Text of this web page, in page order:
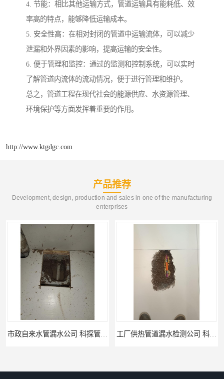
4. 节能：相比其他运输方式，管道运输具有能耗低、效
率高的特点，能够降低运输成本。
5. 安全性高：在相对封闭的管道中运输流体，可以减少
泄漏和外界因素的影响，提高运输的安全性。
6. 便于管理和监控：通过的监测和控制系统，可以实时
了解管道内流体的流动情况，便于进行管理和维护。
总之，管道工程在现代社会的能源供应、水资源管理、
环境保护等方面发挥着重要的作用。
http://www.ktgdgc.com
产品推荐
Development, design, production and sales in one of the manufacturing
enterprises
公司仪器测漏电话 科探管道工程